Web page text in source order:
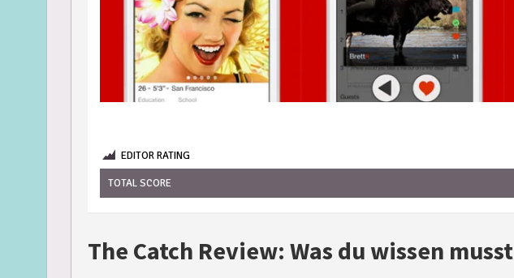
EDITOR RATING
TOTAL SCORE
The Catch Review: Was du wissen musst